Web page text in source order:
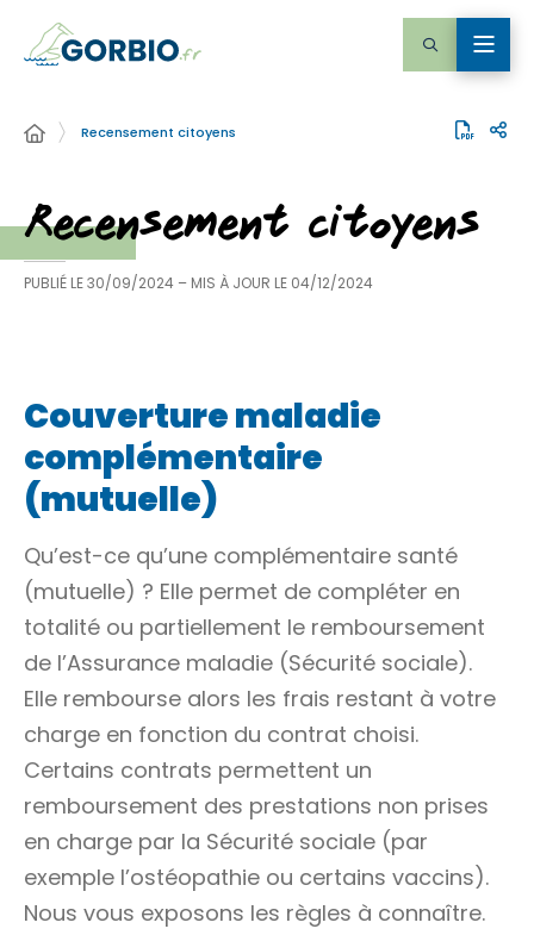
Recensement citoyens
Recensement citoyens
PUBLIÉ LE30/09/2024 – MIS À JOUR LE 04/12/2024
Couverture maladie
complémentaire
(mutuelle)
Qu’est-ce qu’une complémentaire santé
(mutuelle) ? Elle permet de compléter en
totalité ou partiellement le remboursement
de l’Assurance maladie (Sécurité sociale).
Elle rembourse alors les frais restant à votre
charge en fonction du contrat choisi.
Certains contrats permettent un
remboursement des prestations non prises
en charge par la Sécurité sociale (par
exemple l’ostéopathie ou certains vaccins).
Nous vous exposons les règles à connaître.